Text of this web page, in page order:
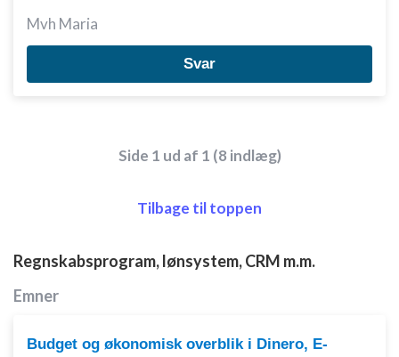
Mvh Maria
Svar
Side 1 ud af 1 (8 indlæg)
Tilbage til toppen
Regnskabsprogram, lønsystem, CRM m.m.
Emner
Budget og økonomisk overblik i Dinero, E-
Oprette profiler til tilpasset annoncering
Bruge profiler til at vælge tilpasset
annoncering
Bruge profiler til at vælge tilpasset indhold
Forstå målgrupper gennem statistikker eller
kilder